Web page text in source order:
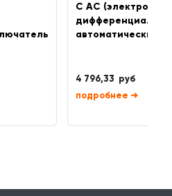
C AC (электрон.)
автоматический
4 796,33 руб
➜